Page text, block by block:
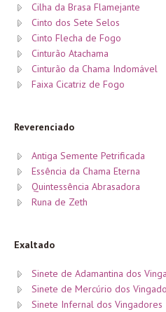
Cilha da Brasa Flamejante
Cinto dos Sete Selos
Cinto Flecha de Fogo
Cinturão Atachama
Cinturão da Chama Indomável
Faixa Cicatriz de Fogo
Reverenciado
Antiga Semente Petrificada
Essência da Chama Eterna
Quintessência Abrasadora
Runa de Zeth
Exaltado
Sinete de Adamantina dos
Sinete de Mercúrio dos
Sinete Infernal dos Vingadores